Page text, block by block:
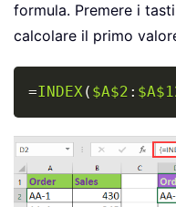
formula. Premere i tasti
calcolare il primo
=INDEX( $A$2 :